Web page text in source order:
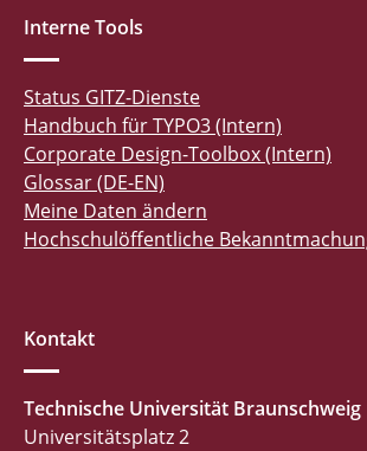
Interne Tools
Status GITZ-Dienste
Handbuch für TYPO3 (Intern)
Corporate Design-Toolbox (Intern)
Glossar (DE-EN)
Meine Daten ändern
Hochschulöffentliche
Kontakt
Technische Universität Braunschweig
Universitätsplatz 2